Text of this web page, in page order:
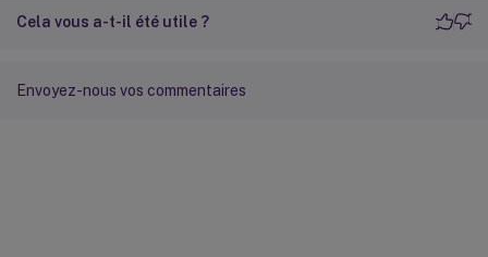
Cela vous a-t-il été utile ?
Envoyez-nous vos commentaires